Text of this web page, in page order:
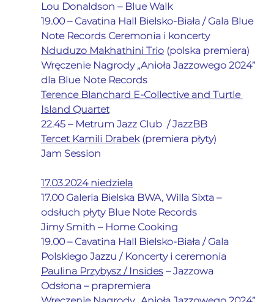
Lou Donaldson – Blue Walk
19.00 – Cavatina Hall Bielsko-Biała / Gala Blue
Note Records Ceremonia i koncerty
Nduduzo Makhathini Trio (polska premiera)
Wręczenie Nagrody „Anioła Jazzowego 2024”
dla Blue Note Records
Terence Blanchard E-Collective and Turtle
Island Quartet
22.45 – Metrum Jazz Club  / JazzBB
Tercet Kamili Drabek (premiera płyty)
Jam Session
17.03.2024 niedziela
17.00 Galeria Bielska BWA, Willa Sixta –
odsłuch płyty Blue Note Records
Jimy Smith – Home Cooking
19.00 – Cavatina Hall Bielsko-Biała / Gala
Polskiego Jazzu / Koncerty i ceremonia
Paulina Przybysz / Insides – Jazzowa
Odsłona – prapremiera